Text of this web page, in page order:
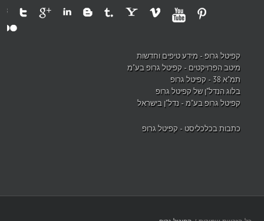
קפיטל גרופ - מידע טיפים וחדשות
מיטב הפרויקטים - קפיטל גרופ בע"מ
תמ"א 38 - קפיטל גרופ
בלוג הנדל"ן של קפיטל גרופ
קפיטל גרופ בע"מ - נדל"ן בישראל
כתבות בכלכליסט - קפיטל גרופ